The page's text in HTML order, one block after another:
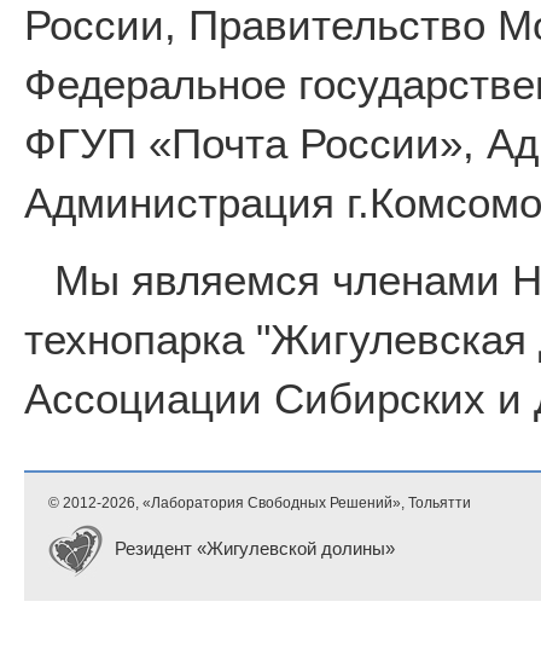
России, Правительство
Федеральное
ФГУП «Почта России»,
Администрация
Мы являемся членами
технопарка
Ассоциации Сибирских и
© 2012-2026, «Лаборатория Свободных Решений», Тольятти
Резидент «Жигулевской долины»